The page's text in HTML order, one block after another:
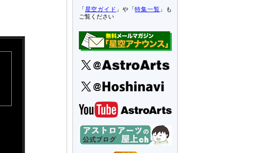
「 星空ガイド 」や「特集一覧 」も
ご覧ください